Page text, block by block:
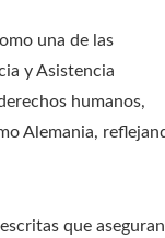
una de las
y Asistencia
humanos,
Alemania,
que